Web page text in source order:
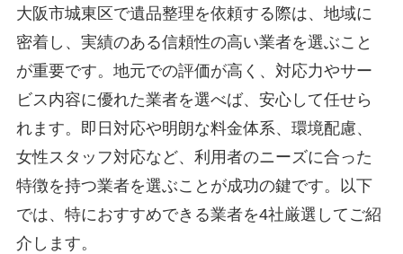
大阪市城東区で遺品整理を依頼する際は、地域に
密着し、実績のある信頼性の高い業者を選ぶこと
が重要です。地元での評価が高く、対応力やサー
ビス内容に優れた業者を選べば、安心して任せら
れます。即日対応や明朗な料金体系、環境配慮、
女性スタッフ対応など、利用者のニーズに合った
特徴を持つ業者を選ぶことが成功の鍵です。以下
では、特におすすめできる業者を4社厳選してご紹
介します。